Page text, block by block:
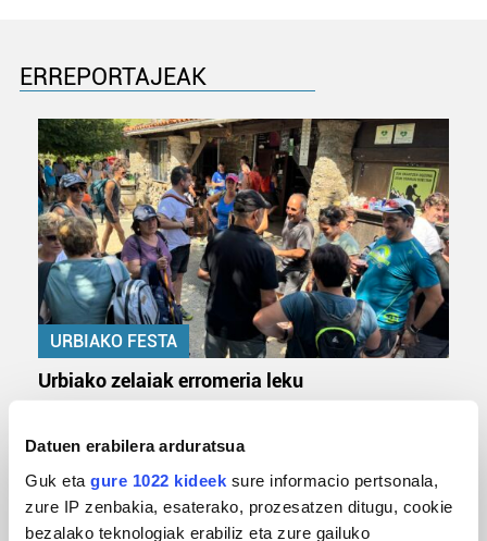
Datuen erabilera arduratsua
Guk eta gure 1022 kideek sure informacio pertsonala,
zure IP zenbakia, esaterako, prozesatzen ditugu, cookie
bezalako teknologiak erabiliz eta zure gailuko
ERREPORTAJEAK
URBIAKO FESTA
Urbiako zelaiak erromeria leku